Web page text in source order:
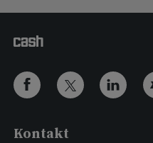
Kontakt